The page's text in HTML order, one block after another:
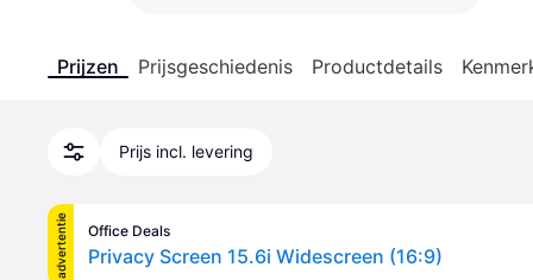
Prijzen Prijsgeschiedenis Productdetails
Prijs incl. levering
advertentie Office Deals
Privacy Screen 15.6i Widescreen (16:9)